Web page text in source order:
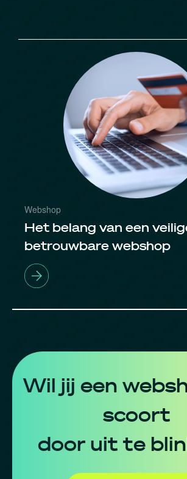
Webshop
Het belang van een
betrouwbare webshop
Wil jij een
scoort
door uit te